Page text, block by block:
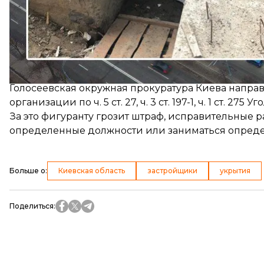
При этом арендатор захватил часть соседнего
«В дальнейшем работники подрядной
повредили коммуникации и частично разрушили
говорится в сообщении.
Голосеевская окружная прокуратура Киева
организации по ч. 5 ст. 27, ч. 3 ст. 197-1, ч. 1 ст. 275
За это фигуранту грозит штраф,
определенные должности или заниматься
Больше о: Киевская область застройщики укрытия
Поделиться: